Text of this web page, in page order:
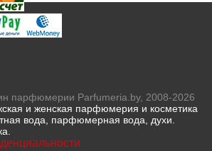
парфюмерии Parfumeria.by, 2008-2026
и женская парфюмерия и косметика
вода, парфюмерная вода, духи.